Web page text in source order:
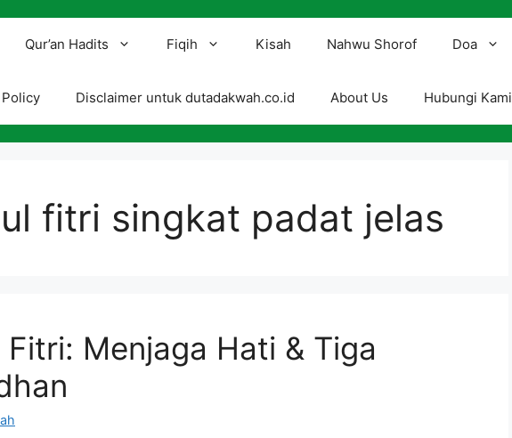
Qur’an Hadits Fiqih Kisah Nahwu Shorof Doa
Disclaimer untuk dutadakwah.co.id About Us Hubungi Kami
fitri singkat padat jelas
Menjaga Hati & Tiga